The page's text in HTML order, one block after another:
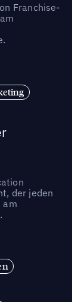
Franchise-
der jeden
am